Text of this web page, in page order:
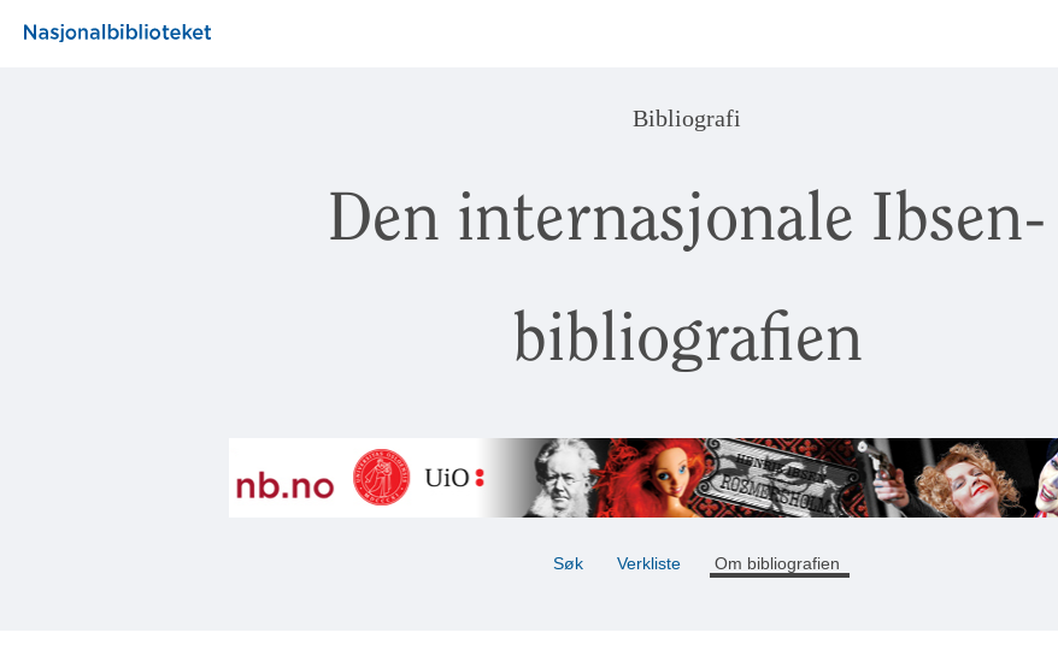
Bibliografi
Den internasjonale Ibsen-
bibliografien
Søk Verkliste Om bibliografien